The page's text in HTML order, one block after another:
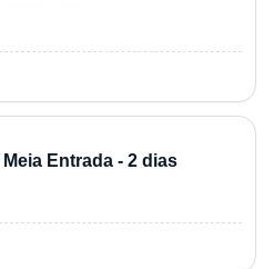
Entrada - 2 dias